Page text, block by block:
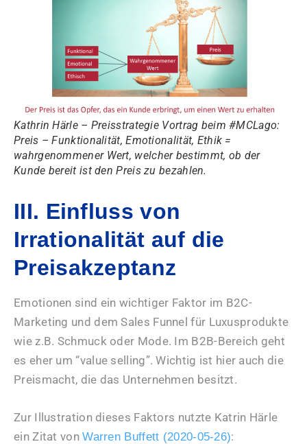
Kathrin Härle – Preisstrategie Vortrag beim #MCLago:
Preis – Funktionalität, Emotionalität, Ethik =
wahrgenommener Wert, welcher bestimmt, ob der
Kunde bereit ist den Preis zu bezahlen.
III. Einfluss von
Irrationalität auf die
Preisakzeptanz
Emotionen sind ein wichtiger Faktor im B2C-
Marketing und dem Sales Funnel für Luxusprodukte
wie z.B. Schmuck oder Mode. Im B2B-Bereich geht
es eher um “value selling”. Wichtig ist hier auch die
Preismacht, die das Unternehmen besitzt.
Zur Illustration dieses Faktors nutzte Katrin Härle
ein Zitat vonWarren Buffett (2020-05-26):